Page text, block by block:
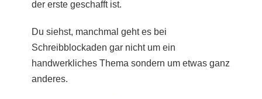
der erste geschafft ist.
Du siehst, manchmal geht es bei
Schreibblockaden gar nicht um ein
handwerkliches Thema sondern um etwas ganz
anderes.